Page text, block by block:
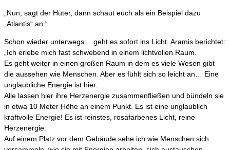
„Nun, sagt der Hüter, dann schaut euch als ein Beispiel dazu
„Atlantis“ an.“
Schon wieder unterwegs… geht es sofort ins Licht. Aramis berichtet:
„Ich erlebe mich fast schwebend in einem lichtvollen Raum.
Es geht weiter in einen großen Raum in dem es viele Wesen gibt
die aussehen wie Menschen. Aber es fühlt sich so leicht an… Eine
unglaubliche Energie ist hier.
Alle lassen hier ihre Herzenergie zusammenfließen und bündeln sie
in etwa 10 Meter Höhe an einem Punkt. Es ist eine unglaublich
kraftvolle Energie! Es ist reinstes, rosafarbenes Licht, reine
Herzenergie.
Auf einem Platz vor dem Gebäude sehe ich wie Menschen sich